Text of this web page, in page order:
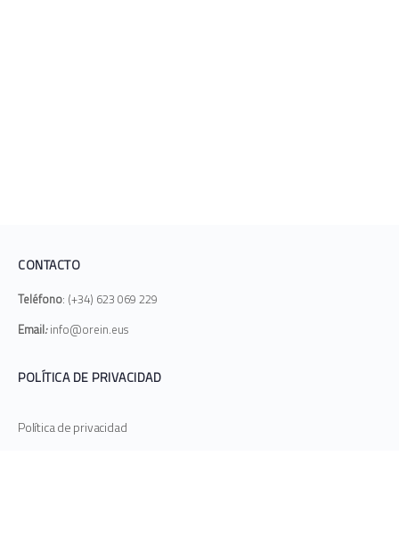
CONTACTO
Teléfono: (+34) 623 069 229
Email:info@orein.eus
POLÍTICA DE PRIVACIDAD
Política de privacidad